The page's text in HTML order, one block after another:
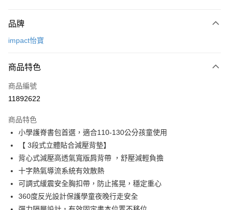
信用卡一次付款
3 期 0 利率 每期
合作金庫商業銀行
上海商業儲蓄銀行
臺灣中小企業銀行
匯豐（台灣）商業銀行
華泰商業銀行
聯邦商業銀行
元大商業銀行
永豐商業銀行
玉山商業銀行
台灣樂天信用卡公司
合作金庫商業銀行
上海商業儲蓄銀行
國泰世華商業銀行
兆豐國際商業銀行
匯豐（台灣）商業銀行
聯邦商業銀行
遠東國際商業銀行
元大商業銀行
玉山商業銀行
星展（台灣）商業銀行
台新國際商業銀行
中國信託商業銀行
超商取貨付款
LINE Pay
Apple Pay
街口支付
悠遊付
Google Pay
品牌
impact怡寶
商品特色
商品編號
11892622
商品特色
小學護脊書包首選，適合110-130公分孩童使用
【 3段式立體貼合減壓背墊】
背心式減壓高透氣寬版肩背帶 ，舒壓減輕負擔
十字熱氣導流系統有效散熱
可調式緩震安全胸扣帶，防止搖晃，穩定重心
360度反光設計保護學童夜晚行走安全